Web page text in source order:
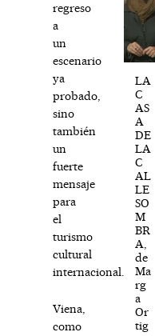
regreso
a
un
escenario
ya
probado,
sino
también
un
fuerte
mensaje
para
el
turismo
cultural
internacional.
Viena,
como
LA
C
AS
A
DE
LA
C
AL
LE
SO
M
BR
A,
de
Ma
rg
a
Or
tig